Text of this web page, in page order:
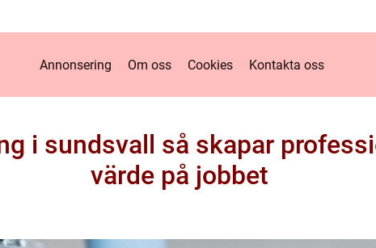
Annonsering Om oss Cookies Kontakta oss
i sundsvall så skapar
värde på jobbet